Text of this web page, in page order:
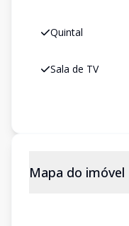
Quintal
Sala de TV
Mapa do imóvel